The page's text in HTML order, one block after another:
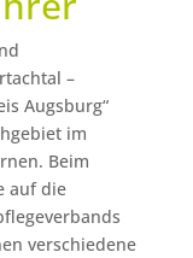
–
Augsburg“
im
Beim
auf die
verschiedene